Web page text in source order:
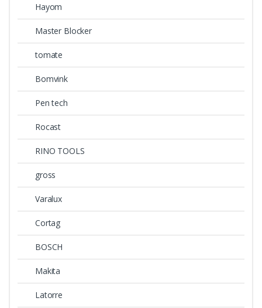
Hayom
Master Blocker
tomate
Bomvink
Pen tech
Rocast
RINO TOOLS
gross
Varalux
Cortag
BOSCH
Makita
Latorre